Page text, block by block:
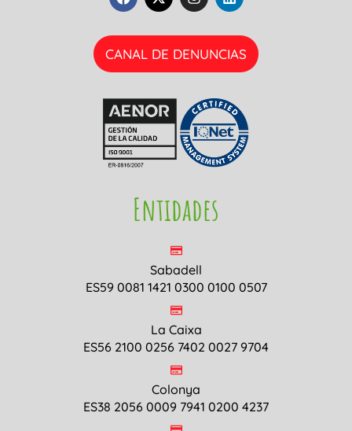
CANAL DE DENUNCIAS
Entidades
Sabadell
ES59 0081 1421 0300 0100 0507
La Caixa
ES56 2100 0256 7402 0027 9704
Colonya
ES38 2056 0009 7941 0200 4237